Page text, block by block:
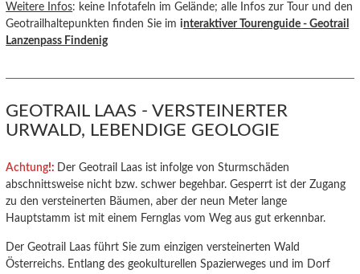
Weitere Infos: keine Infotafeln im Gelände; alle Infos zur Tour und den
Geotrailhaltepunkten finden Sie iminteraktiver Tourenguide - Geotrail
Lanzenpass Findenig
GEOTRAIL LAAS - VERSTEINERTER
URWALD, LEBENDIGE GEOLOGIE
Achtung!: Der Geotrail Laas ist infolge von Sturmschäden
abschnittsweise nicht bzw. schwer begehbar. Gesperrt ist der Zugang
zu den versteinerten Bäumen, aber der neun Meter lange
Hauptstamm ist mit einem Fernglas vom Weg aus gut erkennbar.
Der Geotrail Laas führt Sie zum einzigen versteinerten Wald
Österreichs. Entlang des geokulturellen Spazierweges und im Dorf